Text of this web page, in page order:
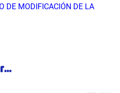
DE MODIFICACIÓN DE LA